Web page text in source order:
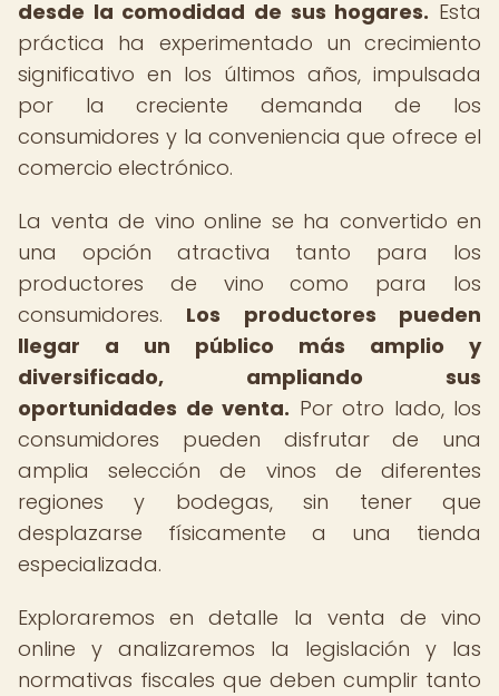
desde la comodidad de sus hogares. Esta
práctica ha experimentado un crecimiento
significativo en los últimos años, impulsada
por la creciente demanda de los
consumidores y la conveniencia que ofrece el
comercio electrónico.
La venta de vino online se ha convertido en
una opción atractiva tanto para los
productores de vino como para los
consumidores. Los productores pueden
llegar a un público más amplio y
diversificado, ampliando sus
oportunidades de venta. Por otro lado, los
consumidores pueden disfrutar de una
amplia selección de vinos de diferentes
regiones y bodegas, sin tener que
desplazarse físicamente a una tienda
especializada.
Exploraremos en detalle la venta de vino
online y analizaremos la legislación y las
normativas fiscales que deben cumplir tanto